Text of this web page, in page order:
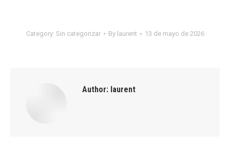
Category: Sin categorizar By laurent 13 de mayo de 2026
Author: laurent